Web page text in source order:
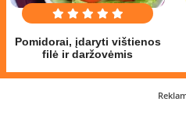
Pomidorai, įdaryti vištienos
filė ir daržovėmis